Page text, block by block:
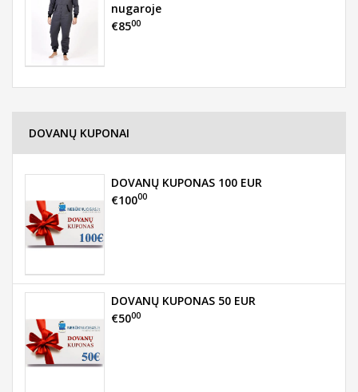
nugaroje
€8500
DOVANŲ KUPONAI
DOVANŲ KUPONAS 100 EUR
€10000
DOVANŲ KUPONAS 50 EUR
€5000